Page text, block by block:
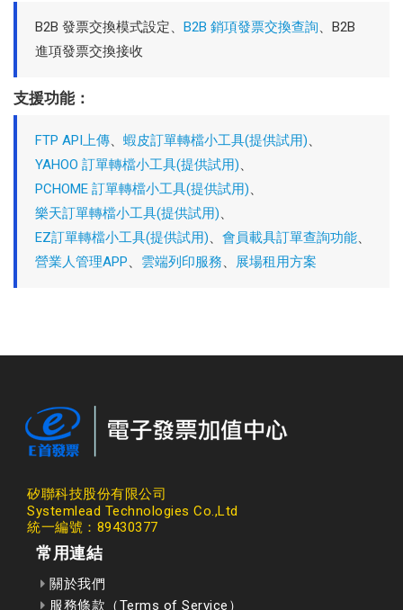
B2B 發票交換模式設定、 B2B 銷項發票交換查詢、B2B
進項發票交換接收
支援功能：
FTP API上傳、 蝦皮訂單轉檔小工具(提供試用)、
YAHOO 訂單轉檔小工具(提供試用)、
PCHOME 訂單轉檔小工具(提供試用)、
樂天訂單轉檔小工具(提供試用)、
EZ訂單轉檔小工具(提供試用)、 會員載具訂單查詢功能、
營業人管理APP、 雲端列印服務、 展場租用方案
矽聯科技股份有限公司
Systemlead Technologies Co.,Ltd
統一編號：89430377
常用連結
關於我們
服務條款（Terms of Service）